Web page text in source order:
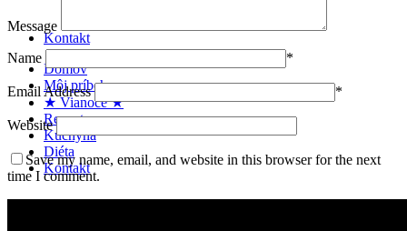
Kontakt
Domov
Môj príbeh
★ Vianoce ★
Recepty
Kuchyňa
Diéta
Kontakt
Message
Name *
Email Address *
Website
Save my name, email, and website in this browser for the next
time I comment.